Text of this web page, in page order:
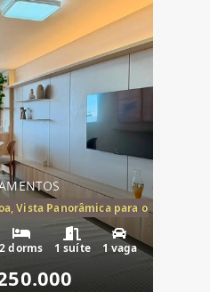
Vista Panorâmica para o Mar, 2
2 dorms 1 suíte 1 vaga